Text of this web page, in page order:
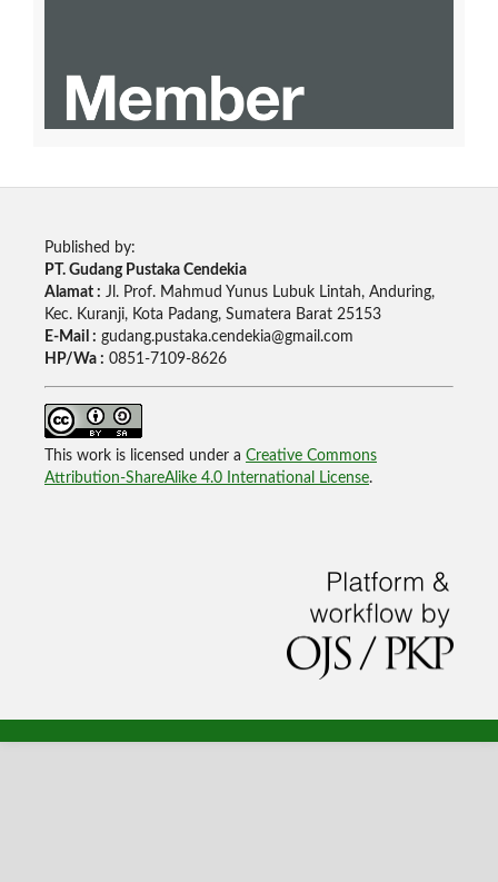
Published by:
PT. Gudang Pustaka Cendekia
Alamat : Jl. Prof. Mahmud Yunus Lubuk Lintah, Anduring,
Kec. Kuranji, Kota Padang, Sumatera Barat 25153
E-Mail : gudang.pustaka.cendekia@gmail.com
HP/Wa : 0851-7109-8626
This work is licensed under a Creative Commons
Attribution-ShareAlike 4.0 International License.